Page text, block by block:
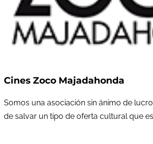
Cines Zoco Majadahonda
Somos una asociación sin ánimo de
de salvar un tipo de oferta cultural que